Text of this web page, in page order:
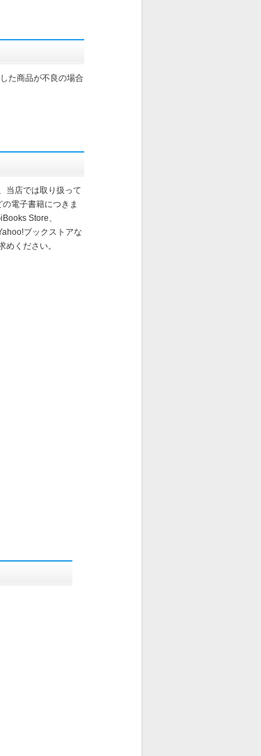
た商品が不良の場合
当店では取り扱って
電子書籍につきま
Store、
ブックストアな
めください。